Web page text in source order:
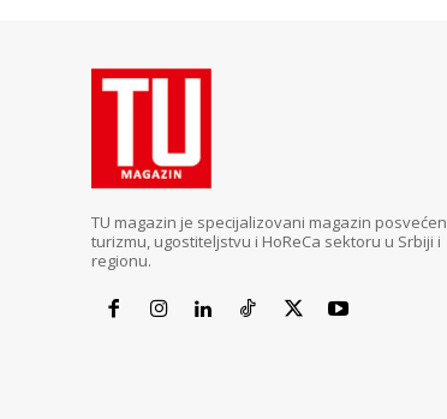
TU magazin je specijalizovani magazin posvećen
turizmu, ugostiteljstvu i HoReCa sektoru u Srbiji i
regionu.